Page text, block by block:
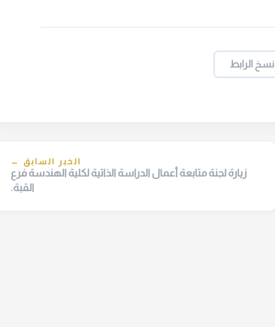
نسخ الرابط
الخبر السابق ←
زيارة لجنة متابعة أعمال الدراسة الذاتية لكلية الهندسة فرع
القبة.